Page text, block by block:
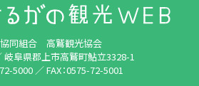
協同組合 高鷲観光協会
岐阜県郡上市高鷲町鮎立3328-1
5000／FAX：0575-72-5001